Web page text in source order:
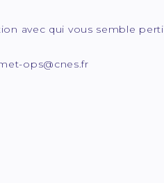
avec qui vous semble
ops@cnes.fr